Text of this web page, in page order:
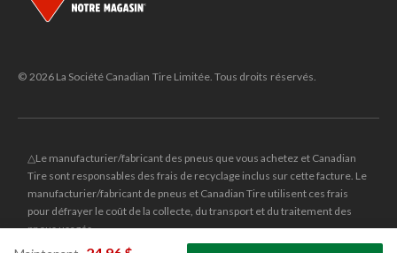
© 2026 La Société Canadian Tire Limitée. Tous droits réservés.
△Le manufacturier/fabricant des pneus que vous achetez et Canadian
Tire sont responsables des frais de recyclage inclus sur cette facture. Le
manufacturier/fabricant de pneus et Canadian Tire utilisent ces frais
pour défrayer le coût de la collecte, du transport et du traitement des
pneus usagés.
MD